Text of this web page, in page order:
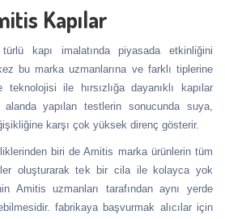
Kapılar
kapı imalatında piyasada etkinliğini
bu marka uzmanlarına ve farklı tiplerine
ile hırsızlığa dayanıklı kapılar
alanda yapılan testlerin sonucunda suya,
karşı çok yüksek direnç gösterir.
biri de Amitis marka ürünlerin tüm
oluşturarak tek bir cila ile kolayca yok
Amitis uzmanları tarafından aynı yerde
fabrikaya başvurmak alıcılar için